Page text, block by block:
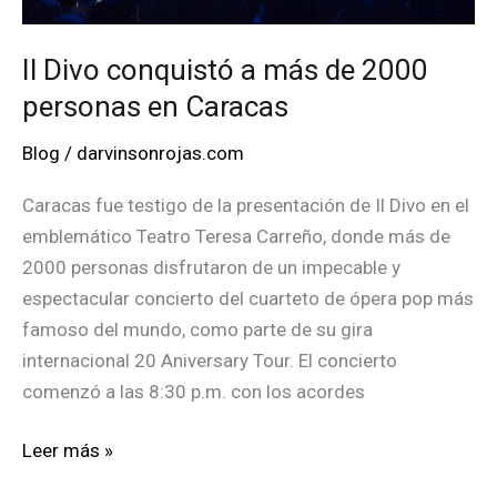
Il Divo conquistó a más de 2000
personas en Caracas
Blog / darvinsonrojas.com
Caracas fue testigo de la presentación de Il Divo en el
emblemático Teatro Teresa Carreño, donde más de
2000 personas disfrutaron de un impecable y
espectacular concierto del cuarteto de ópera pop más
famoso del mundo, como parte de su gira
internacional 20 Aniversary Tour. El concierto
comenzó a las 8:30 p.m. con los acordes
Il
Leer más »